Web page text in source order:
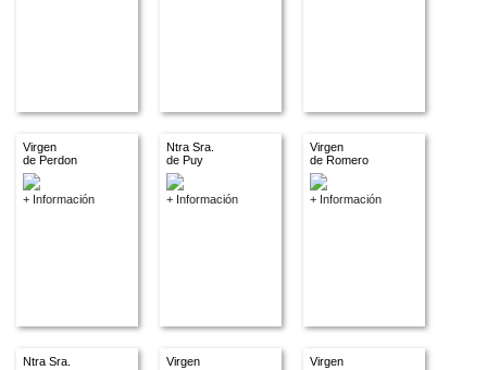
Virgen
de Perdon
+ Información
Ntra Sra.
de Puy
+ Información
Virgen
de Romero
+ Información
Ntra Sra.
Virgen
Virgen